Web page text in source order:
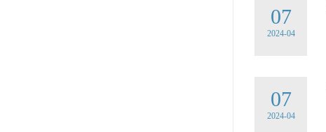
07
2024-04
07
2024-04